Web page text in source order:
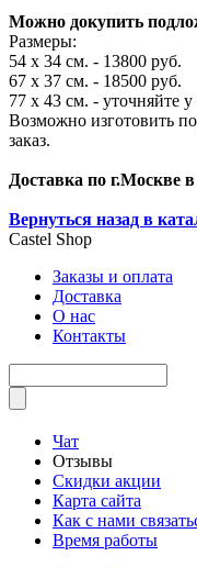
Можно докупить
Размеры:
54 х 34 см. - 13800 руб.
67 х 37 см. - 18500 руб.
77 х 43 см. - уточняйте
Возможно изготовить
заказ.
Доставка по г.Москве
Вернуться назад в
Castel Shop
Заказы и оплата
Доставка
О нас
Контакты
Чат
Отзывы
Скидки акции
Карта сайта
Как с нами
Время работы